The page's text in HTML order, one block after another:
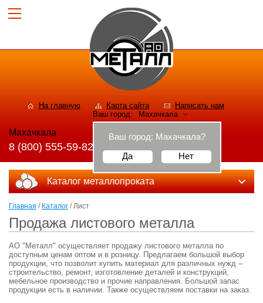
На главную Карта сайта
Написать нам
Ваш город:
Махачкала
Ваш город: Махачкала?
Да
Нет
Махачкала
8 (800) 555-59-82
Каталог металлопроката
Главная / Каталог / Лист
Продажа листового металла
АО "Металл" осуществляет продажу листового металла по
доступным ценам оптом и в розницу. Предлагаем большой выбор
продукции, что позволит купить материал для различных нужд –
строительство, ремонт, изготовление деталей и конструкций,
мебельное производство и прочие направления. Большой запас
продукции есть в наличии. Также осуществляем поставки на заказ.